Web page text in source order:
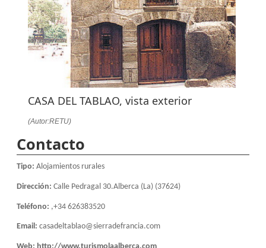
CASA DEL TABLAO, vista exterior
(Autor:RETU)
Contacto
Tipo:Alojamientos rurales
Dirección:Calle Pedragal 30.Alberca (La) (37624)
Teléfono: ,+34 626383520
Email:casadeltablao@sierradefrancia.com